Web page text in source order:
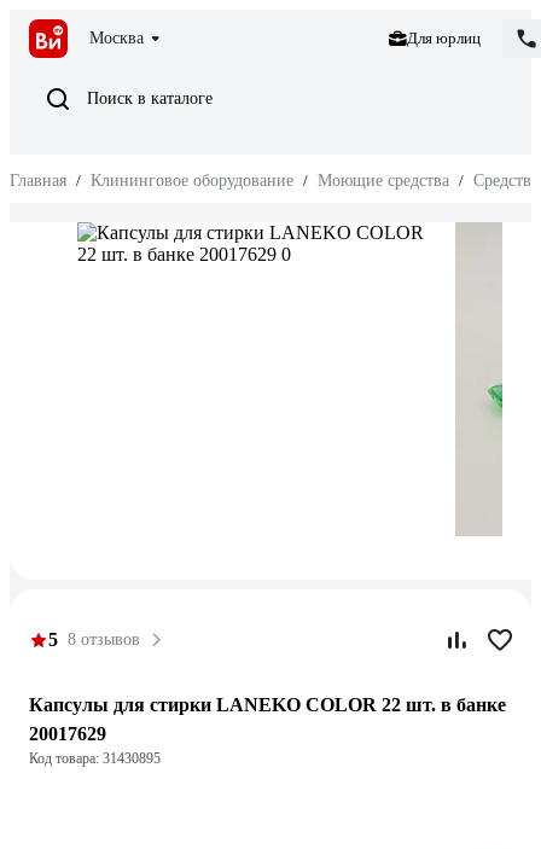
Москва Для юрлиц
Поиск в каталоге
Главная / Клининговое оборудование / Моющие средства /
5 8 отзывов
Капсулы для стирки LANEKO COLOR 22 шт. в банке
20017629
Код товара: 31430895